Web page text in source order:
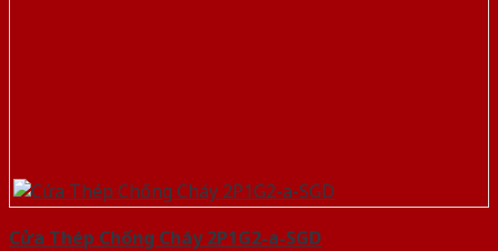
Cửa Thép Chống Cháy 2P1G2-a-SGD